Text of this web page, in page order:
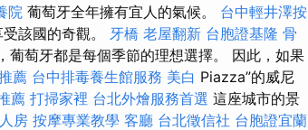
院 葡萄牙全年擁有宜人的氣候。 台中輕井澤按
該國的奇觀。 牙橋 老屋翻新 台胞證基隆 骨
葡萄牙都是每個季節的理想選擇。 因此，如果
薦 台中排毒養生館服務 美白 Piazza”的威尼
薦 打掃家裡 台北外燴服務首選 這座城市的景
房 按摩專業教學 客廳 台北徵信社 台胞證宜蘭